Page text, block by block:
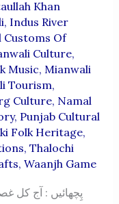
Khan
, Indus River
Customs Of
Culture,
Music, Mianwali
Tourism,
Culture, Namal
, Punjab Cultural
Folk Heritage,
, Thalochi
, Waanjh Game
پِچھائیں : آج کل